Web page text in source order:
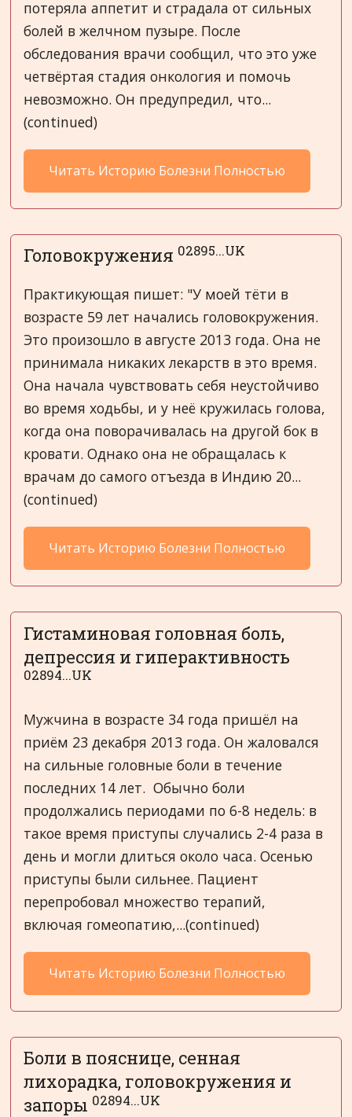
потеряла аппетит и страдала от сильных
болей в желчном пузыре. После
обследования врачи сообщил, что это уже
четвёртая стадия онкология и помочь
невозможно. Он предупредил, что...
(continued)
Читать Историю Болезни Полностью
Головокружения 02895...UK
Практикующая пишет: "У моей тёти в
возрасте 59 лет начались головокружения.
Это произошло в августе 2013 года. Она не
принимала никаких лекарств в это время.
Она начала чувствовать себя неустойчиво
во время ходьбы, и у неё кружилась голова,
когда она поворачивалась на другой бок в
кровати. Однако она не обращалась к
врачам до самого отъезда в Индию 20...
(continued)
Читать Историю Болезни Полностью
Гистаминовая головная боль,
депрессия и гиперактивность
02894...UK
Мужчина в возрасте 34 года пришёл на
приём 23 декабря 2013 года. Он жаловался
на сильные головные боли в течение
последних 14 лет. Обычно боли
продолжались периодами по 6-8 недель: в
такое время приступы случались 2-4 раза в
день и могли длиться около часа. Осенью
приступы были сильнее. Пациент
перепробовал множество терапий,
включая гомеопатию,...(continued)
Читать Историю Болезни Полностью
Боли в пояснице, сенная
лихорадка, головокружения и
запоры 02894...UK